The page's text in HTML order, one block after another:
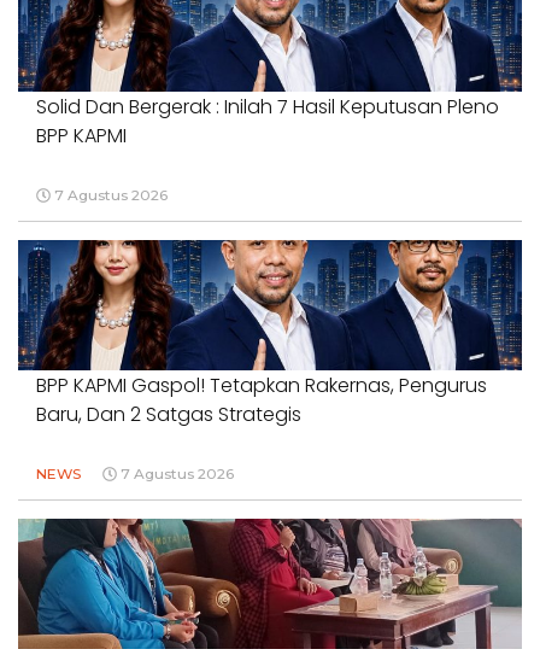
Solid Dan Bergerak : Inilah 7 Hasil Keputusan Pleno
BPP KAPMI
7 Agustus 2026
BPP KAPMI Gaspol! Tetapkan Rakernas, Pengurus
Baru, Dan 2 Satgas Strategis
NEWS 7 Agustus 2026